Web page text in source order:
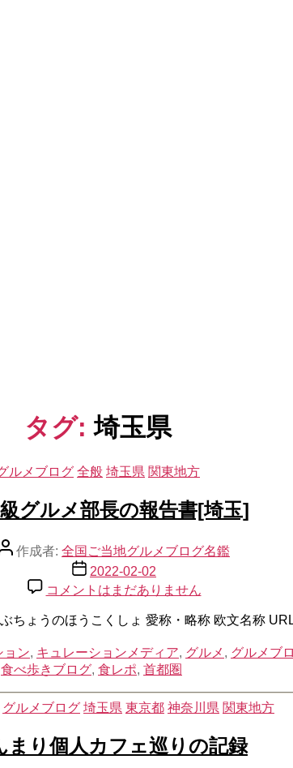
タグ: 埼玉県
カ
ゴ
リ
ルメブログ 全般 埼玉県 関東地方
グルメ部長の報告書[埼玉]
投 作成者: 全国ご当地グルメブログ名鑑
投
稿
2022-02-02
特
B
グ
ル
部
の
報
コメントはまだありません
ちょうのほうこくしょ 愛称・略称 欧文名称
ョン, キュレーションメディア, グルメ , グルメブ
食べ歩きブログ, 食レポ, 首都圏
カ
ゴ
リ
グルメブログ 埼玉県 東京都 神奈川県 関東地方
まり個人カフェ巡りの記録